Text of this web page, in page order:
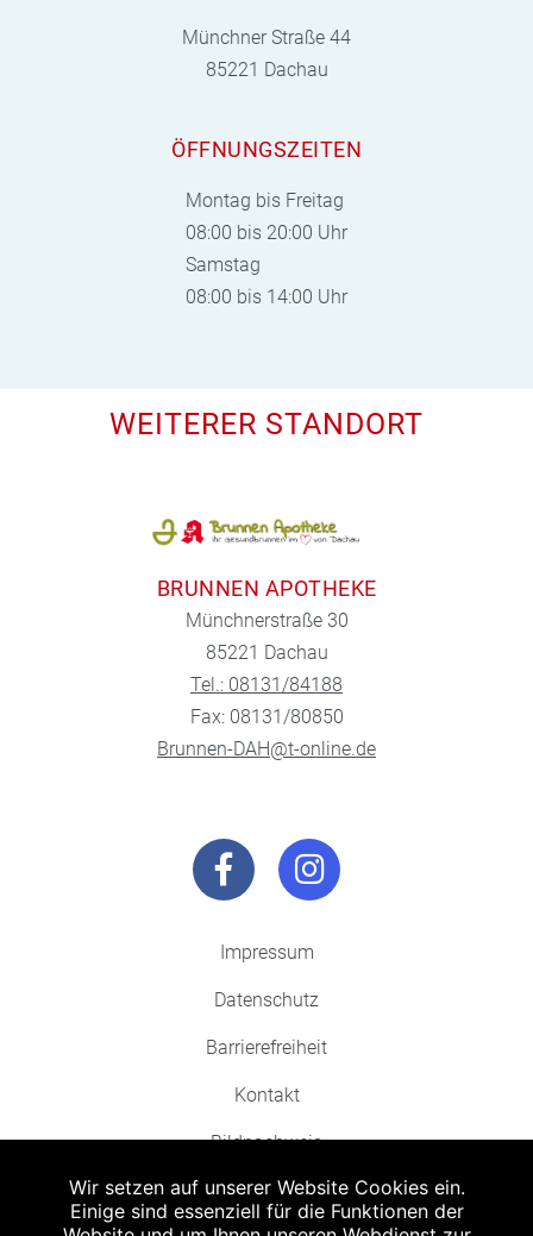
Münchner Straße 44
85221 Dachau
ÖFFNUNGSZEITEN
Montag bis Freitag
08:00 bis 20:00 Uhr
Samstag
08:00 bis 14:00 Uhr
WEITERER STANDORT
BRUNNEN APOTHEKE
Münchnerstraße 30
85221 Dachau
Tel.: 08131/84188
Fax: 08131/80850
Brunnen-DAH@t-online.de
Impressum
Datenschutz
Barrierefreiheit
Kontakt
Bildnachweis
Wir setzen auf unserer Website Cookies ein.
Einige sind essenziell für die Funktionen der